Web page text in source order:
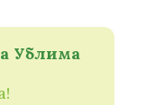
Ублима